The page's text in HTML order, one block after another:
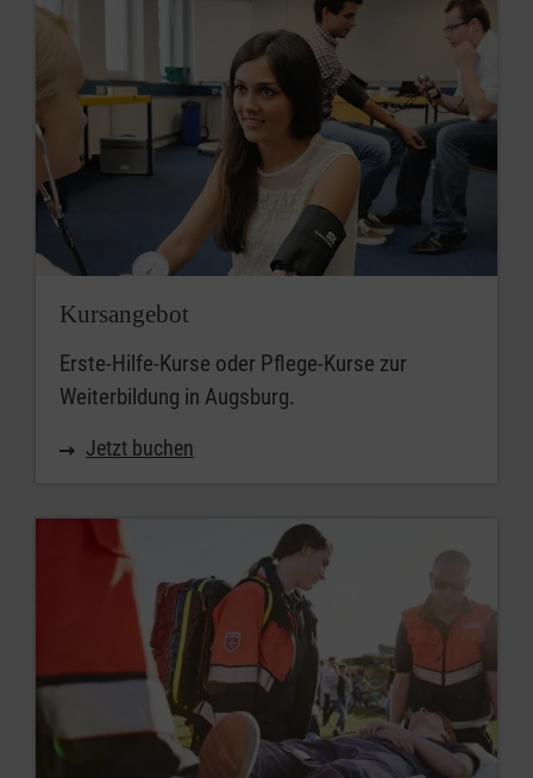
Kursangebot
Erste-Hilfe-Kurse oder Pflege-Kurse zur
Weiterbildung in Augsburg.
Jetzt buchen